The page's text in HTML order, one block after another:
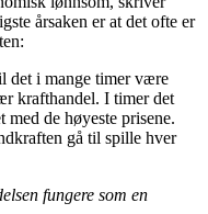
årsaken er at det ofte er
det i mange timer være
krafthandel. I timer det
med de høyeste prisene.
gå til spille hver
fungere som en